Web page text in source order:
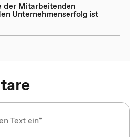
der Mitarbeitenden
Unternehmenserfolg ist